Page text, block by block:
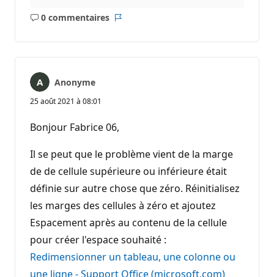
0 commentaires
Aucun
Rapport
Anonyme
25 août 2021 à 08:01
Bonjour Fabrice 06,
Il se peut que le problème vient de la marge
de de cellule supérieure ou inférieure était
définie sur autre chose que zéro. Réinitialisez
les marges des cellules à zéro et ajoutez
Espacement après au contenu de la cellule
pour créer l'espace souhaité :
Redimensionner un tableau, une colonne ou
une ligne - Support Office (microsoft.com)